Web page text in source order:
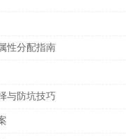
性分配指南
与防坑技巧